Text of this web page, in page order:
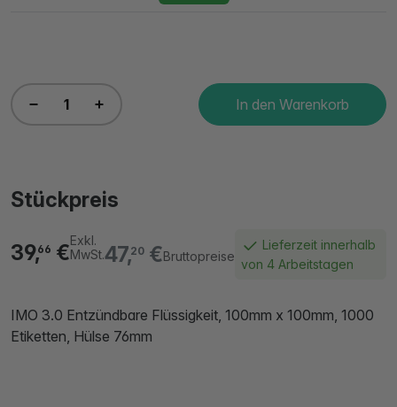
In den Warenkorb
Stückpreis
47,20€Bruttopreise
39,66 €Exkl.
MwSt.
Lieferzeit innerhalb
von 4 Arbeitstagen
IMO 3.0 Entzündbare Flüssigkeit, 100mm x 100mm, 1000
Etiketten, Hülse 76mm